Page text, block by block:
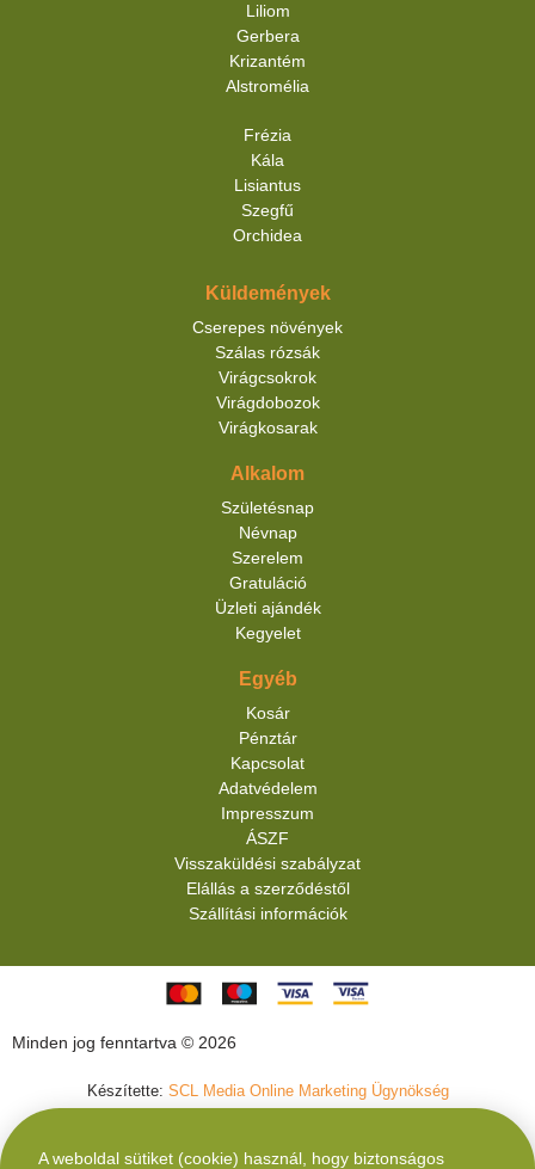
Liliom
Gerbera
Krizantém
Alstromélia
Frézia
Kála
Lisiantus
Szegfű
Orchidea
Küldemények
Cserepes növények
Szálas rózsák
Virágcsokrok
Virágdobozok
Virágkosarak
Alkalom
Születésnap
Névnap
Szerelem
Gratuláció
Üzleti ajándék
Kegyelet
Egyéb
Kosár
Pénztár
Kapcsolat
Adatvédelem
Impresszum
ÁSZF
Visszaküldési szabályzat
Elállás a szerződéstől
Szállítási információk
Minden jog fenntartva © 2026
Készítette: SCL Media Online Marketing Ügynökség
A weboldal sütiket (cookie) használ, hogy biztonságos